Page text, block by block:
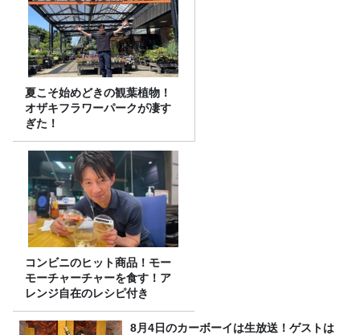
夏こそ始めどきの観葉植物！
オザキフラワーパークが凄す
ぎた！
コンビニのヒット商品！モー
モーチャーチャーを食す！ア
レンジ自在のレシピ付き
8月4日のカーボーイは生放送！ゲストは